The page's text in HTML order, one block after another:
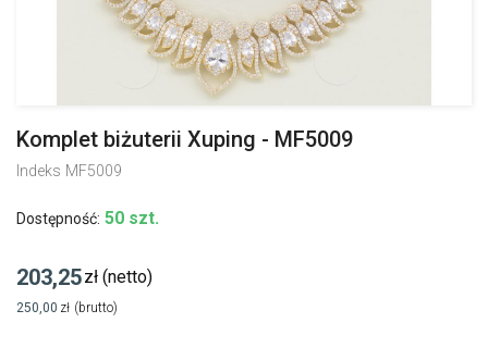
Komplet biżuterii Xuping - MF5009
Indeks MF5009
Dostępność: 50 szt.
203,25zł (netto)
250,00 zł (brutto)